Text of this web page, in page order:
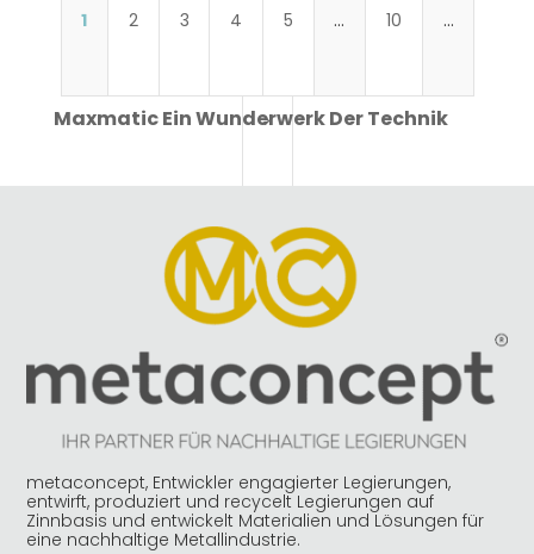
1 2 3 4 5 … 10 …
>
Maxmatic Ein Wunderwerk Der Technik
metaconcept, Entwickler engagierter Legierungen,
entwirft, produziert und recycelt Legierungen auf
Zinnbasis und entwickelt Materialien und Lösungen für
eine nachhaltige Metallindustrie.